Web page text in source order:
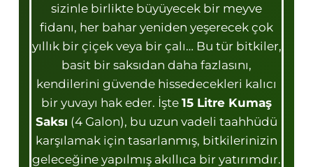
sizinle birlikte büyüyecek bir meyve
fidanı, her bahar yeniden yeşerecek çok
yıllık bir çiçek veya bir çalı… Bu tür bitkiler,
basit bir saksıdan daha fazlasını,
kendilerini güvende hissedecekleri kalıcı
bir yuvayı hak eder. İşte 15 Litre Kumaş
Saksı (4 Galon), bu uzun vadeli taahhüdü
karşılamak için tasarlanmış, bitkilerinizin
geleceğine yapılmış akıllıca bir yatırımdır.